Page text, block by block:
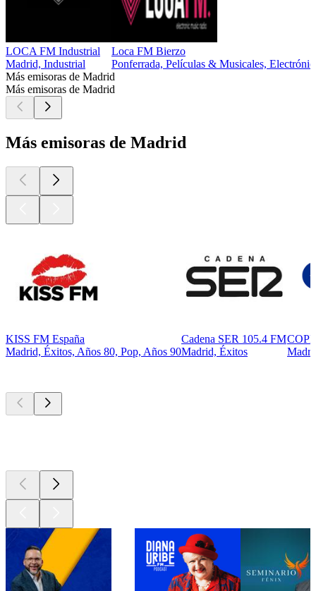
LOCA FM Industrial
Madrid, Industrial
Loca FM Bierzo
Ponferrada, Películas & Musicales,
Más emisoras de Madrid
Más emisoras de Madrid
Más emisoras de Madrid
KISS FM España
Madrid, Éxitos, Años 80, Pop, Años 90
Cadena SER 105.4 FM
Madrid, Éxitos